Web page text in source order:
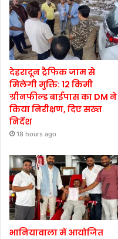
देहरादून ट्रैफिक जाम से
मिलेगी मुक्ति: 12 किमी
ग्रीनफील्ड बाईपास का DM ने
किया निरीक्षण, दिए सख्त
निर्देश
18 hours ago
भानियावाला में आयोजित